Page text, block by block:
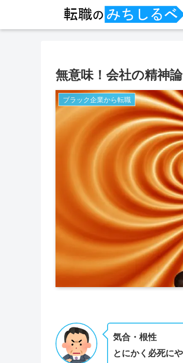
無意味！会社の精神
ブラック企業から転職
気合・根性
とにかく必死に